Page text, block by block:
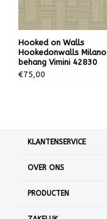
Hooked on Walls
Hookedonwalls Milano
behang Vimini 42830
€75,00
KLANTENSERVICE
OVER ONS
PRODUCTEN